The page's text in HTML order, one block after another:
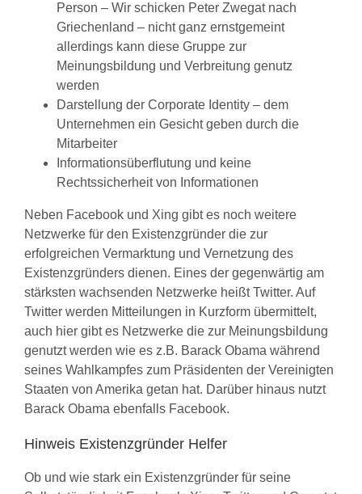
Person – Wir schicken Peter Zwegat nach
Griechenland – nicht ganz ernstgemeint
allerdings kann diese Gruppe zur
Meinungsbildung und Verbreitung genutz
werden
Darstellung der Corporate Identity – dem
Unternehmen ein Gesicht geben durch die
Mitarbeiter
Informationsüberflutung und keine
Rechtssicherheit von Informationen
Neben Facebook und Xing gibt es noch weitere
Netzwerke für den Existenzgründer die zur
erfolgreichen Vermarktung und Vernetzung des
Existenzgründers dienen. Eines der gegenwärtig am
stärksten wachsenden Netzwerke heißt Twitter. Auf
Twitter werden Mitteilungen in Kurzform übermittelt,
auch hier gibt es Netzwerke die zur Meinungsbildung
genutzt werden wie es z.B. Barack Obama während
seines Wahlkampfes zum Präsidenten der Vereinigten
Staaten von Amerika getan hat. Darüber hinaus nutzt
Barack Obama ebenfalls Facebook.
Hinweis Existenzgründer Helfer
Ob und wie stark ein Existenzgründer für seine